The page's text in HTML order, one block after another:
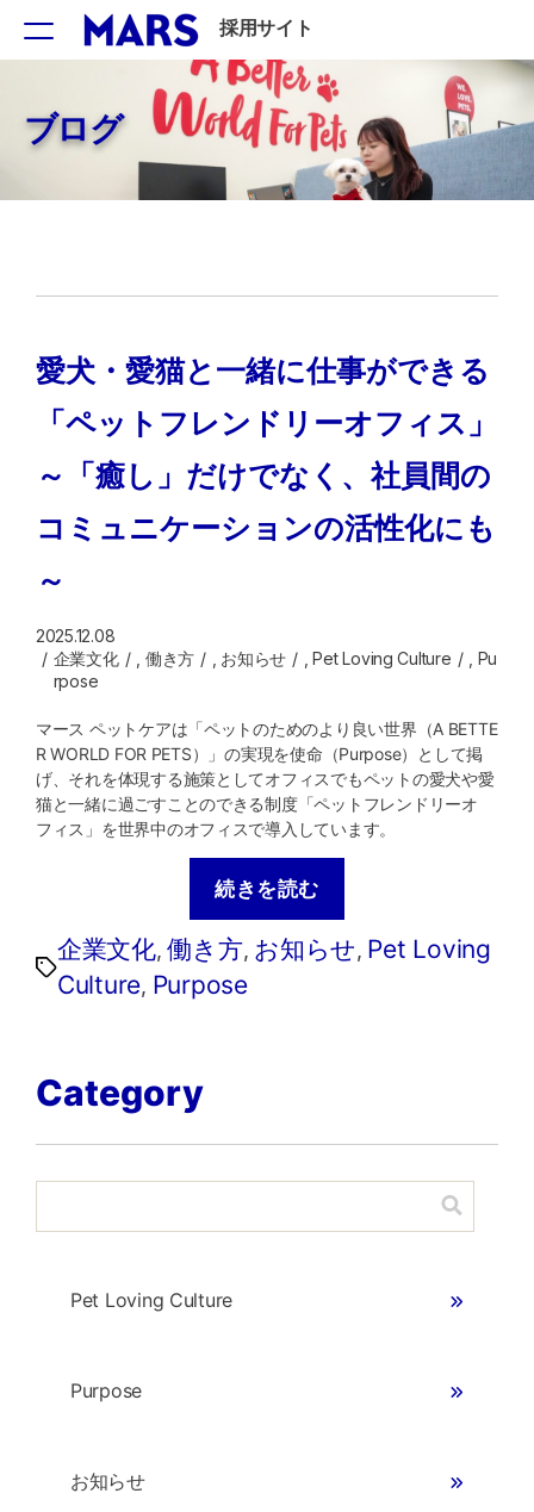
採用サイト
ブログ
Category
This is a search field with an auto-suggest feature attached.
Pet Loving Culture
Purpose
お知らせ
愛犬・愛猫と一緒に仕事ができる
「ペットフレンドリーオフィス」
～「癒し」だけでなく、社員間の
コミュニケーションの活性化にも
～
2025.12.08
企業文化
働き方 お知らせ ,Pet Loving Culture
Pu
rpose
マース ペットケアは「ペットのためのより良い世界（A BETTE
R WORLD FOR PETS）」の実現を使命（Purpose）として掲
げ、それを体現する施策としてオフィスでもペットの愛犬や愛
猫と一緒に過ごすことのできる制度「ペットフレンドリーオ
フィス」を世界中のオフィスで導入しています。
続きを読む
企業文化,働き方, お知らせ, Pet Loving
Culture, Purpose